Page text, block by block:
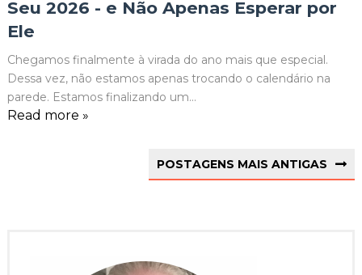
Seu 2026 - e Não Apenas Esperar por
Ele
Chegamos finalmente à virada do ano mais que especial.
Dessa vez, não estamos apenas trocando o calendário na
parede. Estamos finalizando um...
Read more »
POSTAGENS MAIS ANTIGAS